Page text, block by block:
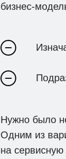
бизнес-
Нужно было
Одним из
на